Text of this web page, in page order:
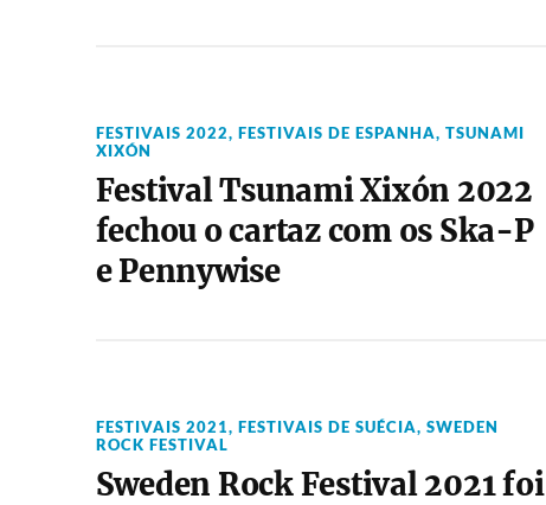
FESTIVAIS 2022, FESTIVAIS DE ESPANHA, TSUNAMI
XIXÓN
Festival Tsunami Xixón 2022
fechou o cartaz com os Ska-P
e Pennywise
FESTIVAIS 2021, FESTIVAIS DE SUÉCIA, SWEDEN
ROCK FESTIVAL
Sweden Rock Festival 2021 foi